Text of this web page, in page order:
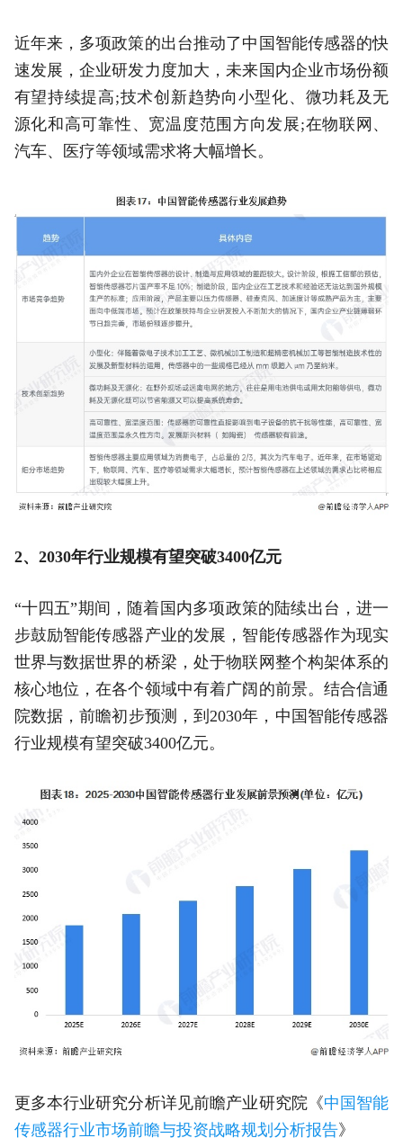
近年来，多项政策的出台推动了中国智能传感器的快
速发展，企业研发力度加大，未来国内企业市场份额
有望持续提高;技术创新趋势向小型化、微功耗及无
源化和高可靠性、宽温度范围方向发展;在物联网、
汽车、医疗等领域需求将大幅增长。
2、2030年行业规模有望突破3400亿元
“十四五”期间，随着国内多项政策的陆续出台，进一
步鼓励智能传感器产业的发展，智能传感器作为现实
世界与数据世界的桥梁，处于物联网整个构架体系的
核心地位，在各个领域中有着广阔的前景。结合信通
院数据，前瞻初步预测，到2030年，中国智能传感器
行业规模有望突破3400亿元。
更多本行业研究分析详见前瞻产业研究院《中国智能
传感器行业市场前瞻与投资战略规划分析报告》